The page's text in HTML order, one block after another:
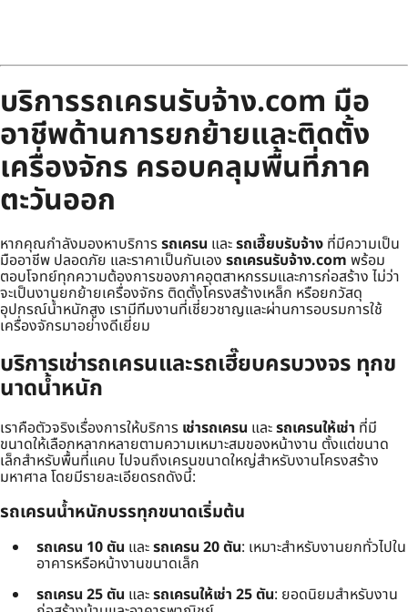
บริการรถเครนรับจ้าง.com มือ
อาชีพด้านการยกย้ายและติดตั้ง
เครื่องจักร ครอบคลุมพื้นที่ภาค
ตะวันออก
หากคุณกำลังมองหาบริการรถเครน และรถเฮี๊ยบรับจ้าง ที่มีความเป็น
มืออาชีพ ปลอดภัย และราคาเป็นกันเอง รถเครนรับจ้าง.com พร้อม
ตอบโจทย์ทุกความต้องการของภาคอุตสาหกรรมและการก่อสร้าง ไม่ว่า
จะเป็นงานยกย้ายเครื่องจักร ติดตั้งโครงสร้างเหล็ก หรือยกวัสดุ
อุปกรณ์น้ำหนักสูง เรามีทีมงานที่เชี่ยวชาญและผ่านการอบรมการใช้
เครื่องจักรมาอย่างดีเยี่ยม
บริการเช่ารถเครนและรถเฮี๊ยบครบวงจร ทุกข
นาดน้ำหนัก
เราคือตัวจริงเรื่องการให้บริการ เช่ารถเครน และรถเครนให้เช่า ที่มี
ขนาดให้เลือกหลากหลายตามความเหมาะสมของหน้างาน ตั้งแต่ขนาด
เล็กสำหรับพื้นที่แคบ ไปจนถึงเครนขนาดใหญ่สำหรับงานโครงสร้าง
มหาศาล โดยมีรายละเอียดรถดังนี้:
รถเครนน้ำหนักบรรทุกขนาดเริ่มต้น
รถเครน 10 ตัน และรถเครน 20 ตัน: เหมาะสำหรับงานยกทั่วไปใน
อาคารหรือหน้างานขนาดเล็ก
รถเครน 25 ตัน และรถเครนให้เช่า 25 ตัน: ยอดนิยมสำหรับงาน